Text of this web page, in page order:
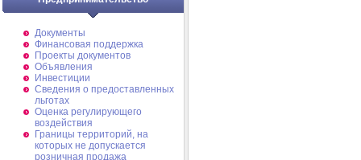
Документы
Финансовая поддержка
Проекты документов
Объявления
Инвестиции
Сведения о предоставленных
льготах
Оценка регулирующего
воздействия
Границы территорий, на
которых не допускается
розничная продажа